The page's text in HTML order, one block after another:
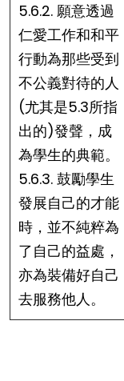
5.6.2. 願意透過
仁愛工作和和平
行動為那些受到
不公義對待的人
(尤其是5.3所指
出的)發聲，成
為學生的典範。
5.6.3. 鼓勵學生
發展自己的才能
時，並不純粹為
了自己的益處，
亦為裝備好自己
去服務他人。